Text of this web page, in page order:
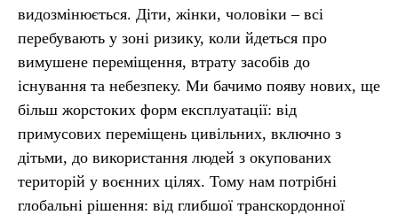
видозмінюється. Діти, жінки, чоловіки – всі
перебувають у зоні ризику, коли йдеться про
вимушене переміщення, втрату засобів до
існування та небезпеку. Ми бачимо появу нових, ще
більш жорстоких форм експлуатації: від
примусових переміщень цивільних, включно з
дітьми, до використання людей з окупованих
територій у воєнних цілях. Тому нам потрібні
глобальні рішення: від глибшої транскордонної